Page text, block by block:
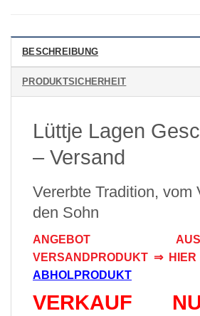
BESCHREIBUNG
PRODUKTSICHERHEIT
Lüttje Lagen
– Versand
Vererbte Tradition, vom
den Sohn
ANGEBOT
VERSANDPRODUKT ⇒
ABHOLPRODUKT
VERKAUF